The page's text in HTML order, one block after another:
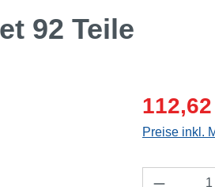
92 Teile
Preise inkl.